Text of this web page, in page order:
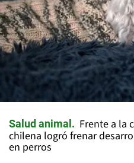
Salud animal
Frente a la
chilena logró frenar
en perros